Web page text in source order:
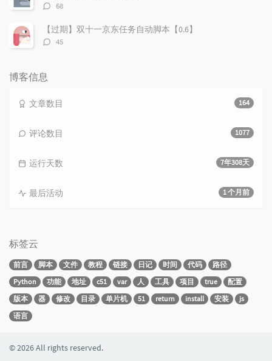
评
数：
68
【过期】双十一京东任务自动脚本【0.6】
评
45
博客信息
164
文章数目
1077
评论数目
7年308天
运行天数
1 个月前
最后活动
标签云
前言 脚本 文件 教程 链接 日记 时间 代码
路径
Python
功能 地址 c51 var 人 工具 项目 true
配置
版本
器 修改 目录 单片机 51 return install 安装
js
语言
© 2026 All rights reserved.